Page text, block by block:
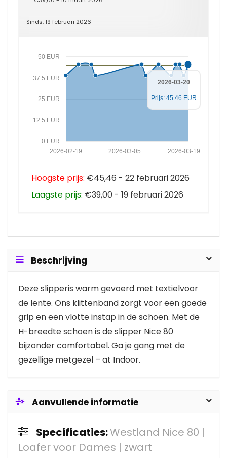
Sinds: 19 februari 2026
0 EUR
12.5 EUR
25 EUR
37.5 EUR
50 EUR
2026-03-19
2026-03-05
2026-02-19
2026-03-20
Prijs: 45.46 EUR
Hoogste prijs: €45,46 - 22 februari 2026
Laagste prijs: €39,00 - 19 februari 2026
Beschrijving
Deze slipperis warm gevoerd met textielvoor
de lente. Ons klittenband zorgt voor een goede
grip en een vlotte instap in de schoen. Met de
H-breedte schoen is de slipper Nice 80
bijzonder comfortabel. Ga je gang met de
gezellige metgezel – at Indoor.
Aanvullende informatie
Specificaties:Westland Nice 80 |
Loafer voor Dames | zwart